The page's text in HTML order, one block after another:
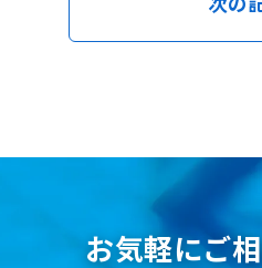
お気軽にご